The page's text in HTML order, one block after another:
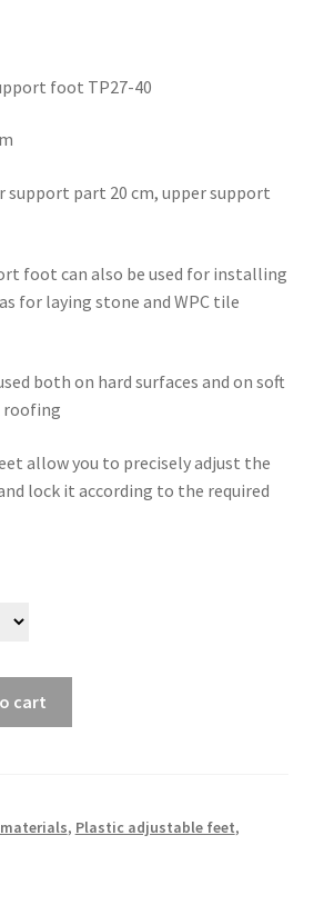
foot TP27-40
support part 20 cm, upper support
foot can also be used for installing
for laying stone and WPC tile
both on hard surfaces and on soft
roofing
allow you to precisely adjust the
lock it according to the required
cart
, Plastic adjustable feet,